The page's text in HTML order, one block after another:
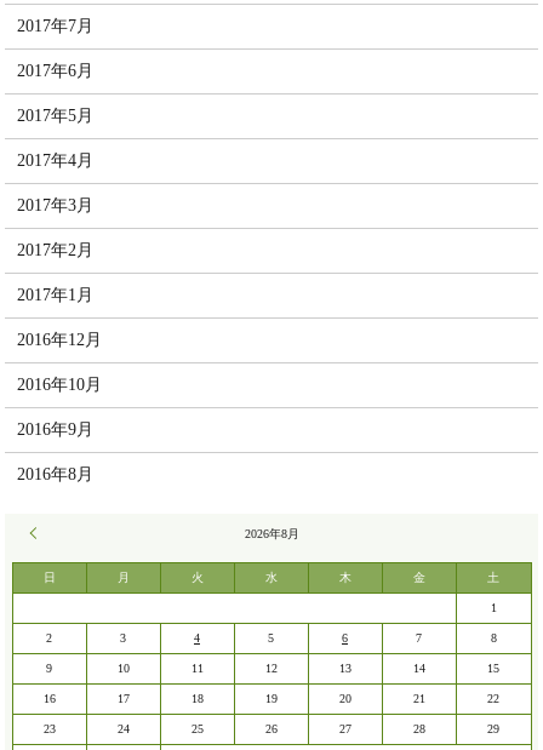
2017年7月
2017年6月
2017年5月
2017年4月
2017年3月
2017年2月
2017年1月
2016年12月
2016年10月
2016年9月
2016年8月
2026年8月
日 月 火 水 木 金 土
1
2 3 4 5 6 7 8
9 10 11 12 13 14 15
16 17 18 19 20 21 22
23 24 25 26 27 28 29